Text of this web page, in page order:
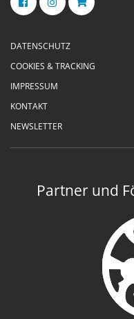
DATENSCHUTZ
COOKIES & TRACKING
IMPRESSUM
KONTAKT
NEWSLETTER
Partner und